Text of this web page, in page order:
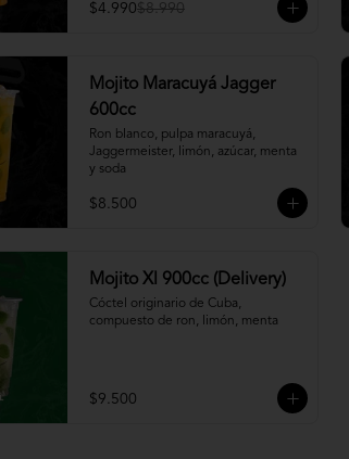
$4.990$8.990
Mojito Maracuyá Jagger
600cc
Ron blanco, pulpa maracuyá,
Jaggermeister, limón, azúcar, menta
y soda
$8.500
Mojito Xl 900cc (Delivery)
Cóctel originario de Cuba,
compuesto de ron, limón, menta
$9.500